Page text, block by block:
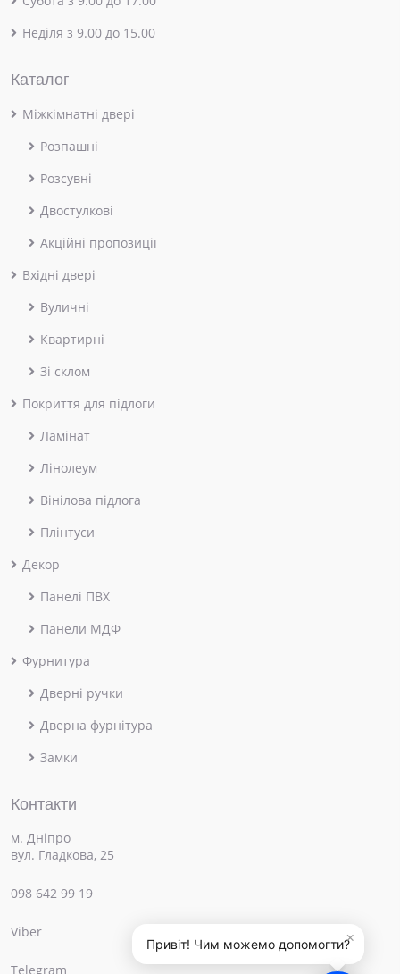
×
Привіт! Чим можемо допомогти?
Неділя з 9.00 до 15.00
Каталог
Міжкімнатні двері
Розпашні
Розсувні
Двостулкові
Акційні пропозиції
Вхідні двері
Вуличні
Квартирні
Зі склом
Покриття для підлоги
Ламінат
Лінолеум
Вінілова підлога
Плінтуси
Декор
Панелі ПВХ
Панели МДФ
Фурнитура
Дверні ручки
Дверна фурнітура
Замки
Контакти
м. Дніпро
вул. Гладкова, 25
098 642 99 19
Viber
Telegram